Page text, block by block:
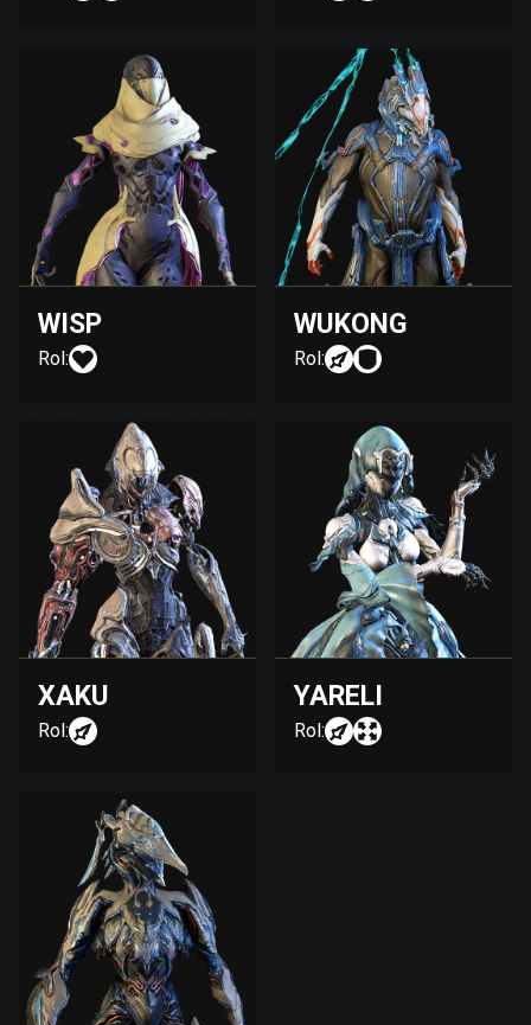
WISP
Rol:
WUKONG
Rol:
XAKU
Rol:
YARELI
Rol: